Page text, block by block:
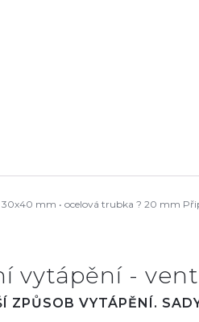
30x40 mm • ocelová trubka ? 20 mm
vytápění -
ZPŮSOB VYTÁPĚNÍ.